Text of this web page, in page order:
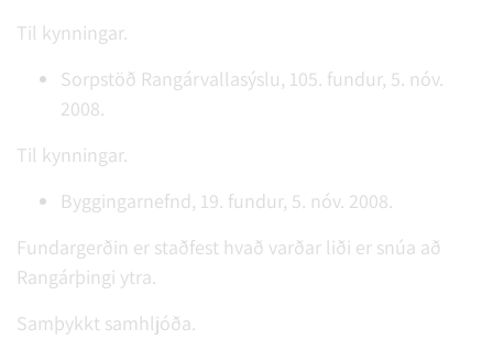
Til kynningar.
Sorpstöð Rangárvallasýslu, 105. fundur, 5. nóv.
2008.
Til kynningar.
Byggingarnefnd, 19. fundur, 5. nóv. 2008.
Fundargerðin er staðfest hvað varðar liði er snúa að
Rangárþingi ytra.
Samþykkt samhljóða.